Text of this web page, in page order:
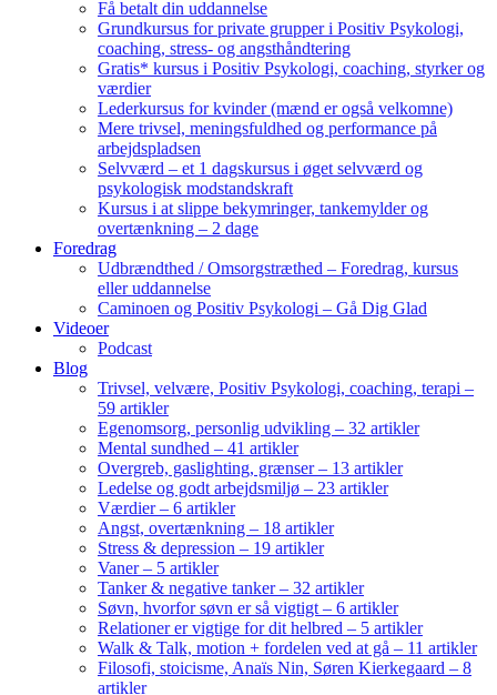
Få betalt din uddannelse
Grundkursus for private grupper i Positiv Psykologi,
coaching, stress- og angsthåndtering
Gratis* kursus i Positiv Psykologi, coaching, styrker og
værdier
Lederkursus for kvinder (mænd er også velkomne)
Mere trivsel, meningsfuldhed og performance på
arbejdspladsen
Selvværd – et 1 dagskursus i øget selvværd og
psykologisk modstandskraft
Kursus i at slippe bekymringer, tankemylder og
overtænkning – 2 dage
Foredrag
Udbrændthed / Omsorgstræthed – Foredrag, kursus
eller uddannelse
Caminoen og Positiv Psykologi – Gå Dig Glad
Videoer
Podcast
Blog
Trivsel, velvære, Positiv Psykologi, coaching, terapi –
59 artikler
Egenomsorg, personlig udvikling – 32 artikler
Mental sundhed – 41 artikler
Overgreb, gaslighting, grænser – 13 artikler
Ledelse og godt arbejdsmiljø – 23 artikler
Værdier – 6 artikler
Angst, overtænkning – 18 artikler
Stress & depression – 19 artikler
Vaner – 5 artikler
Tanker & negative tanker – 32 artikler
Søvn, hvorfor søvn er så vigtigt – 6 artikler
Relationer er vigtige for dit helbred – 5 artikler
Walk & Talk, motion + fordelen ved at gå – 11 artikler
Filosofi, stoicisme, Anaïs Nin, Søren Kierkegaard – 8
artikler